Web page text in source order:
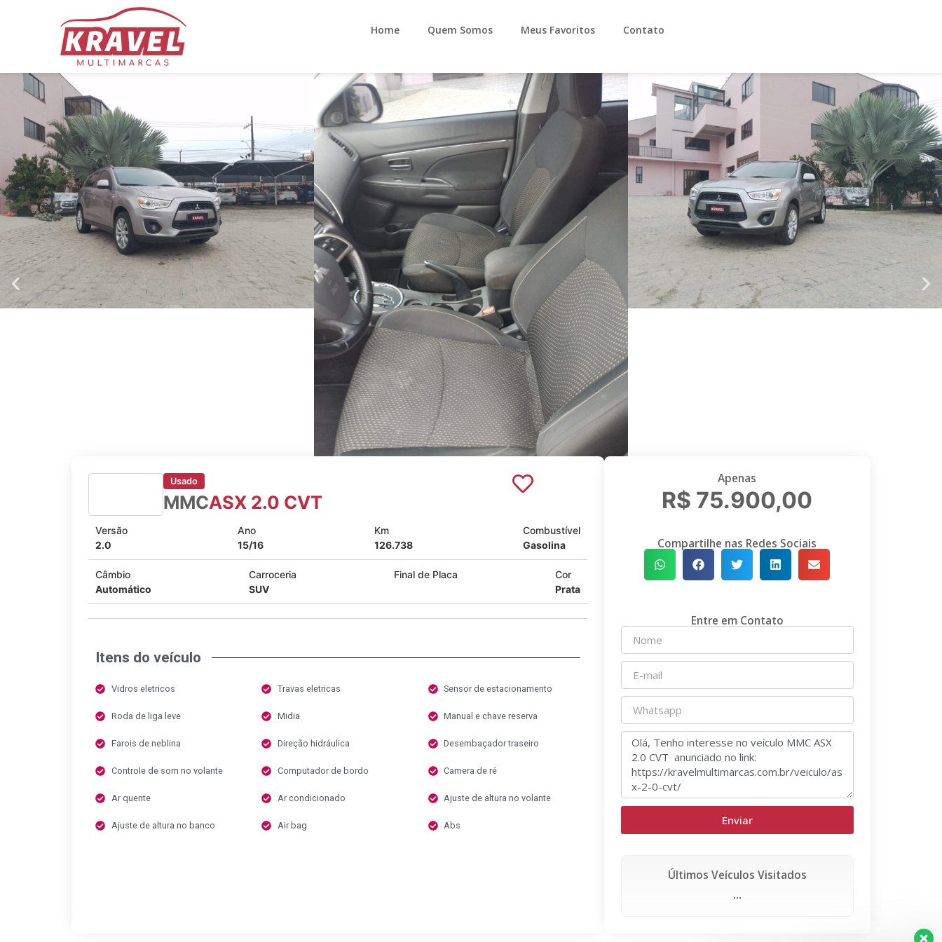
Home Quem Somos Meus Favoritos Contato
Usado
MMCASX 2.0 CVT
Versão
2.0
Ano
15/16
Km
126.738
Combustível
Gasolina
Câmbio
Automático
Carroceria
SUV
Final de Placa
Cor
Prata
Itens do veículo
Vidros eletricos Travas eletricas Sensor de estacionamento
Roda de liga leve Midia Manual e chave reserva
Farois de neblina Direção hidráulica Desembaçador traseiro
Controle de som no volante Computador de bordo Camera de ré
Ar quente Ar condicionado Ajuste de altura no volante
Ajuste de altura no banco Air bag Abs
Apenas
R$ 75.900,00
Compartilhe nas Redes Sociais
Entre em Contato
Enviar
Últimos Veículos Visitados
...